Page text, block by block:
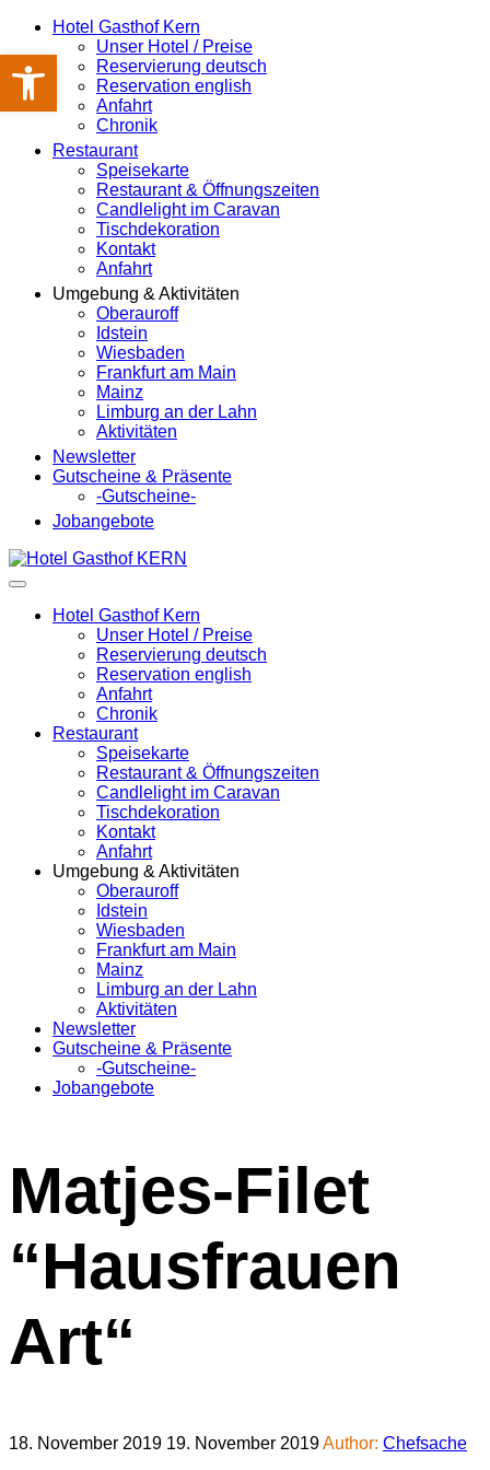
Hotel Gasthof Kern
Unser Hotel / Preise
Reservierung deutsch
Reservation english
Anfahrt
Chronik
Restaurant
Speisekarte
Restaurant & Öffnungszeiten
Candlelight im Caravan
Tischdekoration
Kontakt
Anfahrt
Umgebung & Aktivitäten
Oberauroff
Idstein
Wiesbaden
Frankfurt am Main
Mainz
Limburg an der Lahn
Aktivitäten
Newsletter
Gutscheine & Präsente
-Gutscheine-
Jobangebote
Hotel Gasthof Kern
Unser Hotel / Preise
Reservierung deutsch
Reservation english
Anfahrt
Chronik
Restaurant
Speisekarte
Restaurant & Öffnungszeiten
Candlelight im Caravan
Tischdekoration
Kontakt
Anfahrt
Umgebung & Aktivitäten
Oberauroff
Idstein
Wiesbaden
Frankfurt am Main
Mainz
Limburg an der Lahn
Aktivitäten
Newsletter
Gutscheine & Präsente
-Gutscheine-
Jobangebote
Matjes-Filet
“Hausfrauen
Art“
18. November 2019 19. November 2019Author: Chefsache
Werkzeugleiste öffnen